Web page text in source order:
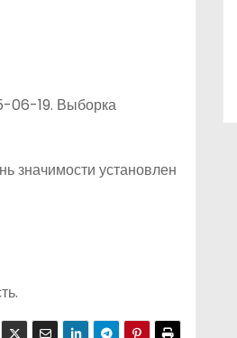
06-19. Выборка
значимости установлен